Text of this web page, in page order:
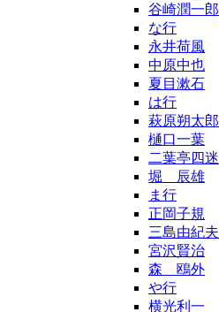
谷崎潤一郎
な行
永井荷風
中原中也
夏目漱石
は行
萩原朔太郎
樋口一葉
二葉亭四迷
堀 辰雄
ま行
正岡子規
三島由紀夫
宮沢賢治
森 鴎外
や行
横光利一